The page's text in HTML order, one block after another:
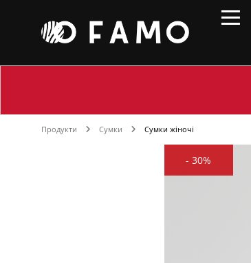
Продукти Сумки Сумки жіночі
-30%